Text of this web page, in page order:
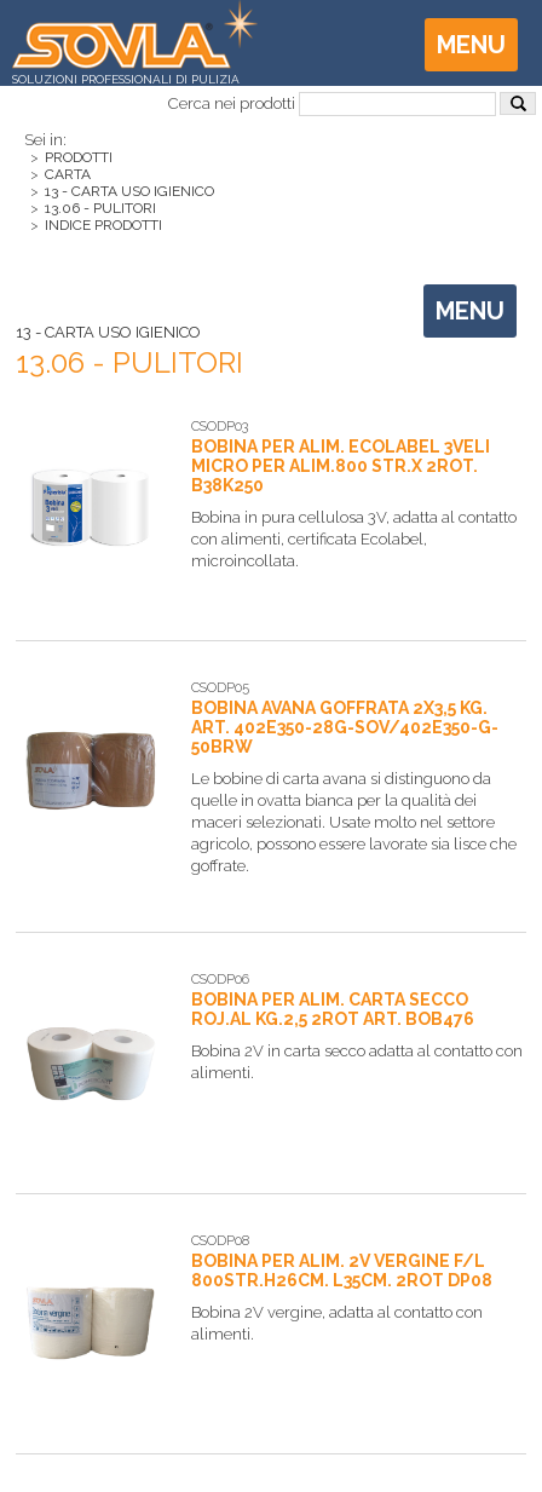
SOLUZIONI PROFESSIONALI DI PULIZIA
MENU
Cerca nei prodotti
Sei in:
> PRODOTTI
> CARTA
> 13 - CARTA USO IGIENICO
> 13.06 - PULITORI
> INDICE PRODOTTI
MENU
13 - CARTA USO IGIENICO
13.06 - PULITORI
CSODP03
BOBINA PER ALIM. ECOLABEL 3VELI
MICRO PER ALIM.800 STR.X 2ROT.
B38K250
Bobina in pura cellulosa 3V, adatta al contatto
con alimenti, certificata Ecolabel,
microincollata.
CSODP05
BOBINA AVANA GOFFRATA 2X3,5 KG.
ART. 402E350-28G-SOV/402E350-G-
50BRW
Le bobine di carta avana si distinguono da
quelle in ovatta bianca per la qualità dei
maceri selezionati. Usate molto nel settore
agricolo, possono essere lavorate sia lisce che
goffrate.
CSODP06
BOBINA PER ALIM. CARTA SECCO
ROJ.AL KG.2,5 2ROT ART. BOB476
Bobina 2V in carta secco adatta al contatto con
alimenti.
CSODP08
BOBINA PER ALIM. 2V VERGINE F/L
800STR.H26CM. L35CM. 2ROT DP08
Bobina 2V vergine, adatta al contatto con
alimenti.